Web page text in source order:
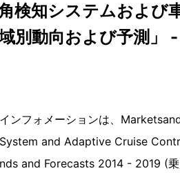
角検知システムおよ
別動向および予測」
ンフォメーションは、
and Adaptive Cruise
and Forecasts 2014 - 2019 (